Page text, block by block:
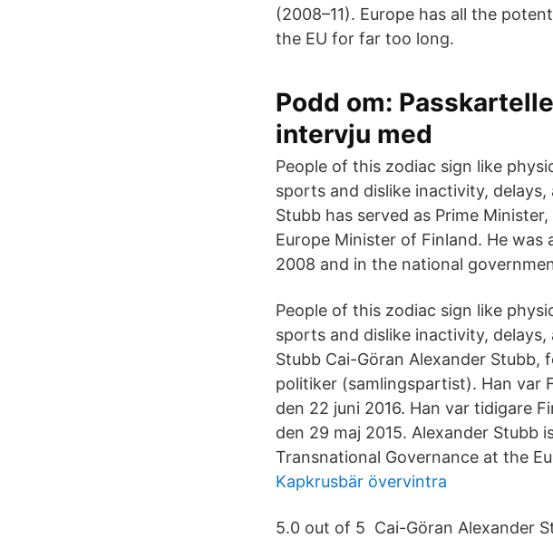
(2008–11). Europe has all the
the EU for far too long.
Podd om:
intervju med
People of this zodiac sign like
sports and dislike inactivity,
Stubb has served as Prime
Europe Minister of Finland. He
2008 and in the national
People of this zodiac sign like
sports and dislike inactivity,
Stubb Cai-Göran Alexander Stubb,
politiker (samlingspartist). Han var
den 22 juni 2016. Han var tidigare
den 29 maj 2015. Alexander Stubb
Transnational Governance at the
Kapkrusbär övervintra
5.0 out of 5 Cai-Göran Alexander